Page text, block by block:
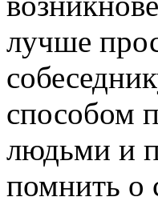
лучше
способом
людьми и
помнить о